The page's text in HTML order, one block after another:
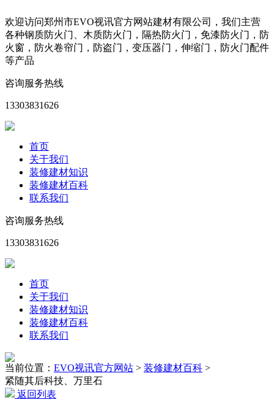
欢迎访问郑州市EVO视讯官方网站建材有限公司，我们主营
各种钢质防火门、木质防火门，隔热防火门，免漆防火门，防
火窗，防火卷帘门，防盗门，变压器门，伸缩门，防火门配件
等产品
咨询服务热线
13303831626
首页
关于我们
装修建材知识
装修建材百科
联系我们
咨询服务热线
13303831626
首页
关于我们
装修建材知识
装修建材百科
联系我们
当前位置： EVO视讯官方网站 > 装修建材百科 >
紧随其后科技、万里石
返回列表